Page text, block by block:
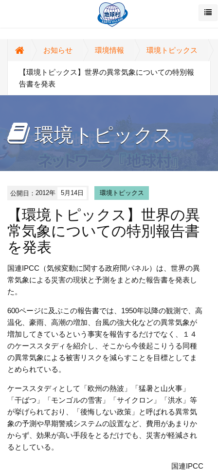
お知らせ 環境情報 環境トピックス
【環境トピックス】世界の異常気象についての特別報
告書を発表
環境トピックス
公開日：2012年 5月14日 環境トピックス
【環境トピックス】世界の異
常気象についての特別報告書
を発表
国連IPCC（気候変動に関する政府間パネル）は、世界の異
常気象による災害の現状と予測をまとめた報告書を発表し
た。
600ページに及ぶこの報告書では、1950年以降の観測で、高
温化、豪雨、高潮の増加、台風の強大化などの異常気象が
増加してきているという事実を報告するだけでなく、１４
のケーススタディを紹介し、そこから今後起こりうる同種
の異常気象による被害リスクを減らすことを目標としてま
とめられている。
ケーススタディとして「欧州の熱波」「猛暑と山火事」
「干ばつ」「モンゴルの雪害」「サイクロン」「洪水」等
が挙げられており、「後悔しない政策」と呼ばれる異常気
象の予測や早期警戒システムの設置など、費用があまりか
からず、効果が高い手段をとるだけでも、災害が軽減され
るとしている。
国連IPCC